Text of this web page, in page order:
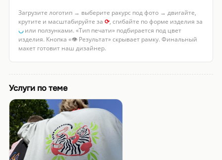
Загрузите логотип → выберите ракурс под фото → двигайте,
крутите и масштабируйте за ⟳, сгибайте по форме изделия за
◡или ползунками. «Тип печати» подбирается под цвет
изделия. Кнопка «👁 Результат» скрывает рамку. Финальный
макет готовит наш дизайнер.
Услуги по теме